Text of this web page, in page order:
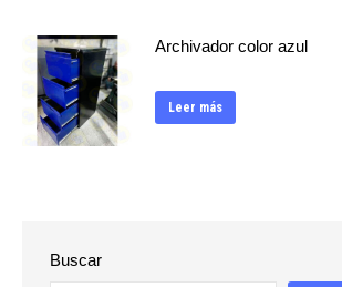
Archivador color azul
Leer más
Buscar